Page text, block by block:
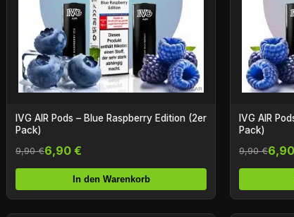
IVG AIR Pods – Blue Raspberry Edition (2er
Pack)
9,90 €6,90 €
In den Warenkorb
IVG AIR
Pack)
9,90 €